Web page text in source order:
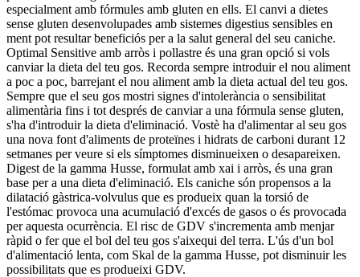
especialment amb fórmules amb gluten en ells. El canvi a dietes
sense gluten desenvolupades amb sistemes digestius sensibles en
ment pot resultar beneficiós per a la salut general del seu caniche.
Optimal Sensitive amb arròs i pollastre és una gran opció si vols
canviar la dieta del teu gos. Recorda sempre introduir el nou aliment
a poc a poc, barrejant el nou aliment amb la dieta actual del teu gos.
Sempre que el seu gos mostri signes d'intolerància o sensibilitat
alimentària fins i tot després de canviar a una fórmula sense gluten,
s'ha d'introduir la dieta d'eliminació. Vostè ha d'alimentar al seu gos
una nova font d'aliments de proteïnes i hidrats de carboni durant 12
setmanes per veure si els símptomes disminueixen o desapareixen.
Digest de la gamma Husse, formulat amb xai i arròs, és una gran
base per a una dieta d'eliminació. Els caniche són propensos a la
dilatació gàstrica-volvulus que es produeix quan la torsió de
l'estómac provoca una acumulació d'excés de gasos o és provocada
per aquesta ocurrència. El risc de GDV s'incrementa amb menjar
ràpid o fer que el bol del teu gos s'aixequi del terra. L'ús d'un bol
d'alimentació lenta, com Skal de la gamma Husse, pot disminuir les
possibilitats que es produeixi GDV.